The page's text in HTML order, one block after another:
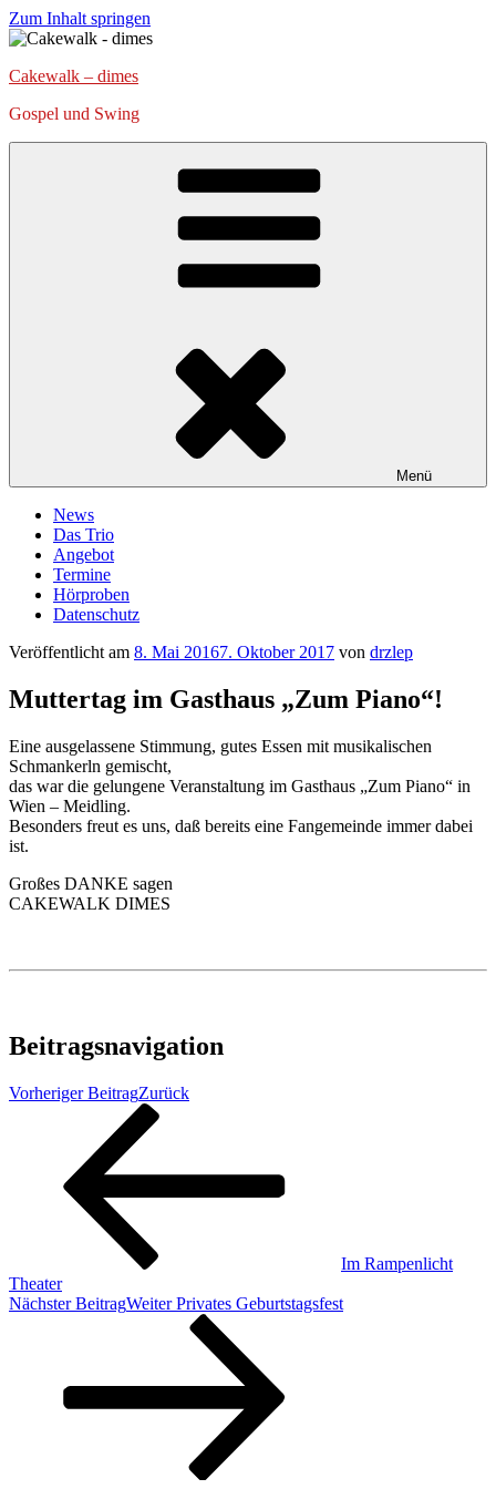
Zum Inhalt springen
Cakewalk – dimes
Gospel und Swing
Menü
News
Das Trio
Angebot
Termine
Hörproben
Datenschutz
Veröffentlicht am 8. Mai 20167. Oktober 2017 von drzlep
Muttertag im Gasthaus „Zum Piano“!
Eine ausgelassene Stimmung, gutes Essen mit musikalischen
Schmankerln gemischt,
das war die gelungene Veranstaltung im Gasthaus „Zum Piano“ in
Wien – Meidling.
Besonders freut es uns, daß bereits eine Fangemeinde immer dabei
ist.
Großes DANKE sagen
CAKEWALK DIMES
Beitragsnavigation
Vorheriger BeitragZurück
Im Rampenlicht
Theater
Nächster BeitragWeiter Privates Geburtstagsfest